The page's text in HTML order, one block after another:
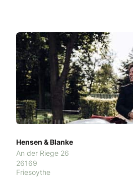
Hensen & Blanke
An der Riege 26
26169
Friesoythe